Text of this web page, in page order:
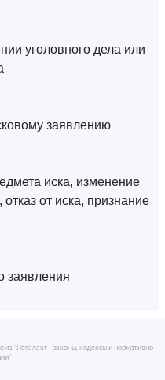
уголовного дела или
заявлению
иска, изменение
от иска, признание
заявления
"Легалакт - законы, кодексы и нормативно-